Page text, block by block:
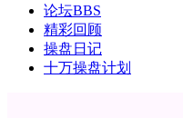
论坛BBS
精彩回顾
操盘日记
十万操盘计划